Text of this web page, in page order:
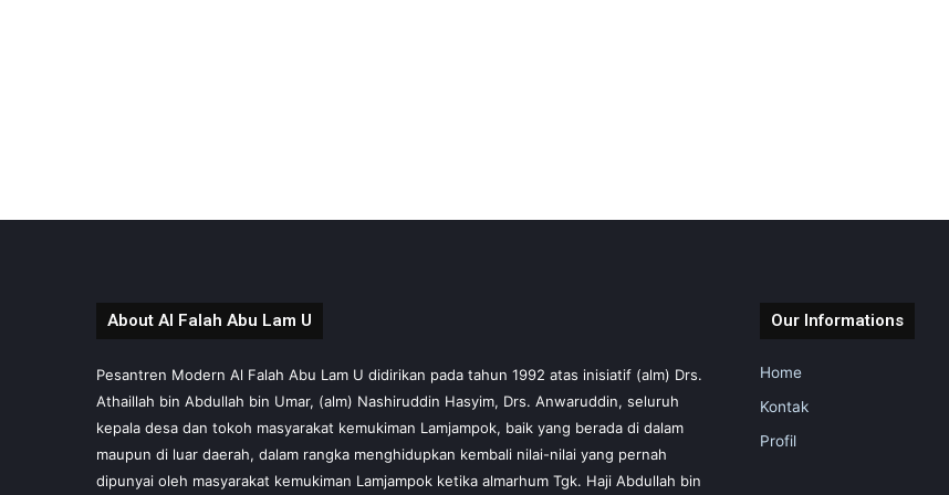
About Al Falah Abu Lam U
Pesantren Modern Al Falah Abu Lam U didirikan pada tahun 1992 atas inisiatif (alm) Drs.
Athaillah bin Abdullah bin Umar, (alm) Nashiruddin Hasyim, Drs. Anwaruddin, seluruh
kepala desa dan tokoh masyarakat kemukiman Lamjampok, baik yang berada di dalam
maupun di luar daerah, dalam rangka menghidupkan kembali nilai-nilai yang pernah
dipunyai oleh masyarakat kemukiman Lamjampok ketika almarhum Tgk. Haji Abdullah bin
Our Informations
Home
Kontak
Profil